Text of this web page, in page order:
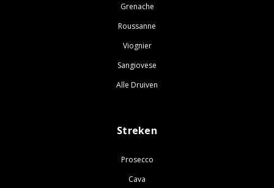
Grenache
Roussanne
Viognier
Sangiovese
Alle Druiven
Streken
Prosecco
Cava